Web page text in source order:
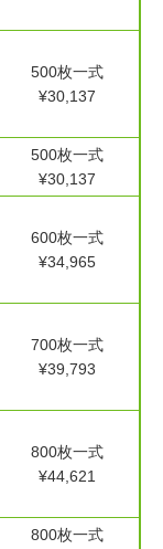
500枚一式
¥30,137
500枚一式
¥30,137
600枚一式
¥34,965
700枚一式
¥39,793
800枚一式
¥44,621
800枚一式